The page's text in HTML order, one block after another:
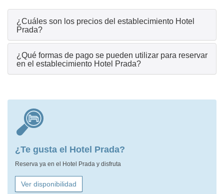
¿Cuáles son los precios del establecimiento Hotel
Prada?
¿Qué formas de pago se pueden utilizar para reservar
en el establecimiento Hotel Prada?
¿Te gusta el Hotel Prada?
Reserva ya en el Hotel Prada y disfruta
Ver disponibilidad